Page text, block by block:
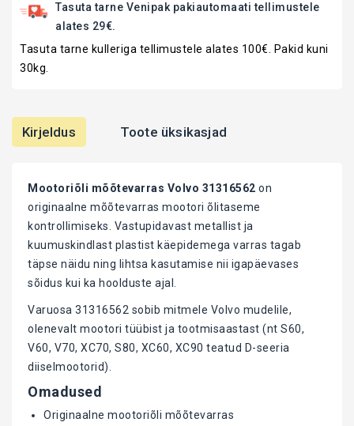
Tasuta tarne Venipak pakiautomaati tellimustele
alates 29€.
Tasuta tarne kulleriga tellimustele alates 100€. Pakid kuni
30kg.
Kirjeldus Toote üksikasjad
Mootoriõli mõõtevarras Volvo 31316562 on
originaalne mõõtevarras mootori õlitaseme
kontrollimiseks. Vastupidavast metallist ja
kuumuskindlast plastist käepidemega varras tagab
täpse näidu ning lihtsa kasutamise nii igapäevases
sõidus kui ka hoolduste ajal.
Varuosa 31316562 sobib mitmele Volvo mudelile,
olenevalt mootori tüübist ja tootmisaastast (nt S60,
V60, V70, XC70, S80, XC60, XC90 teatud D-seeria
diiselmootorid).
Omadused
Originaalne mootoriõli mõõtevarras